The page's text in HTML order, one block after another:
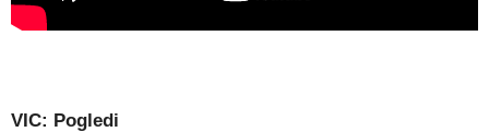
VIC: Pogledi